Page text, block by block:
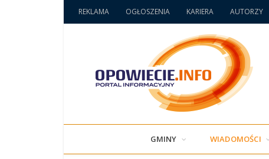
REKLAMA OGŁOSZENIA KARIERA AUTORZY
GMINY WIADOMOŚCI